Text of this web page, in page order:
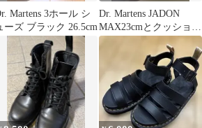
Martens 3ホール シ
ーズ ブラック 26.5cm
Dr. Martens JADON
MAX23cmとクッション
インソール